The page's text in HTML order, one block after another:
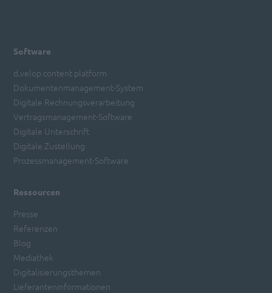
Software
d.velop content platform
Dokumentenmanagement-System
Digitale Rechnungsverarbeitung
Vertragsmanagement-Software
Digitale Unterschrift
Digitale Zustellung
Prozessmanagement-Software
Ressourcen
Presse
Referenzen
Blog
Mediathek
Digitalisierungsthemen
Lieferanteninformationen